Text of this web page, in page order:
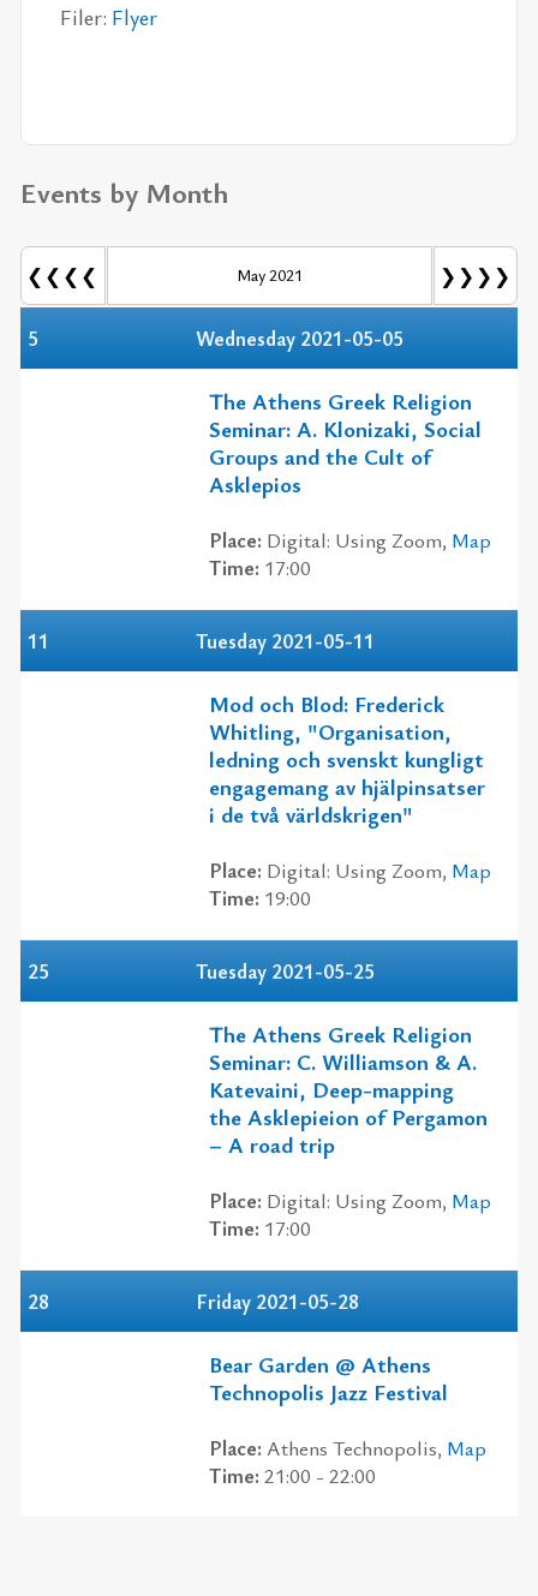
Filer: Flyer
Events by Month
❮❮❮❮ May 2021 ❯❯❯❯
5 Wednesday 2021-05-05
The Athens Greek Religion
Seminar: A. Klonizaki, Social
Groups and the Cult of
Asklepios
Place: Digital: Using Zoom, Map
Time: 17:00
11 Tuesday 2021-05-11
Mod och Blod: Frederick
Whitling, "Organisation,
ledning och svenskt kungligt
engagemang av hjälpinsatser
i de två världskrigen"
Place: Digital: Using Zoom, Map
Time: 19:00
25 Tuesday 2021-05-25
The Athens Greek Religion
Seminar: C. Williamson & A.
Katevaini, Deep-mapping
the Asklepieion of Pergamon
– A road trip
Place: Digital: Using Zoom, Map
Time: 17:00
28 Friday 2021-05-28
Bear Garden @ Athens
Technopolis Jazz Festival
Place: Athens Technopolis, Map
Time: 21:00 - 22:00